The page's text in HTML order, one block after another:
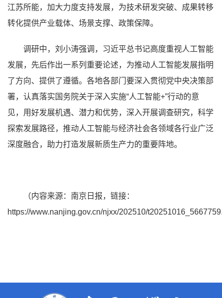
江苏所能，加大力度支持发展，为技术研发突破、成果转移
转化提供产业载体、场景支撑、政策保障。
调研中，刘小涛强调，习近平总书记高度重视人工智能
发展，先后作出一系列重要论述，为推动人工智能发展指明
了方向、提供了遵循。各地各部门要深入贯彻党中央决策部
署，认真落实国务院关于深入实施“人工智能+”行动的意
见，用好发展机遇、潜力和优势，深入开展调查研究，科学
探索发展路径，推动人工智能与经济社会各领域各行业广泛
深度融合，助力打造发展新质生产力的重要阵地。
（内容来源：南京日报，链接：
https://www.nanjing.gov.cn/njxx/202510/